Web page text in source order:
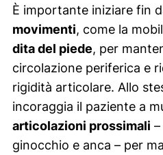
È importante iniziare fin
movimenti, come la
dita del piede, per
circolazione periferica e
rigidità articolare. Allo
incoraggia il paziente a
articolazioni prossimali
ginocchio e anca – per